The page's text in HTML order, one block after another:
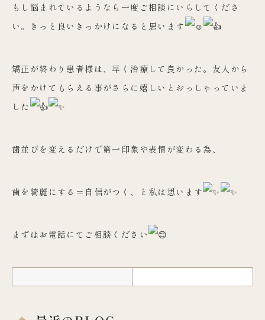
もし悩まれているようなら一度ご相談にいらしてくださ
い。
きっと良いきっかけになると思います
矯正が終わり患者様は、早く治療して良かった。 友人から
声をかけてもらえる事がさらに嬉しいとおっしゃっていま
した
歯並びを変えるだけで第一印象や表情が変わる為、
歯を綺麗にする＝自信がつく、と私は思います
まずはお電話にてご相談ください